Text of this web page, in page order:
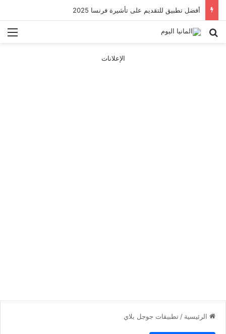
أفضل تطبيق للتقديم على تأشيرة فرنسا 2025
بحث عن
الإعلانات
الرئيسية / تطبيقات جوجل بلاي